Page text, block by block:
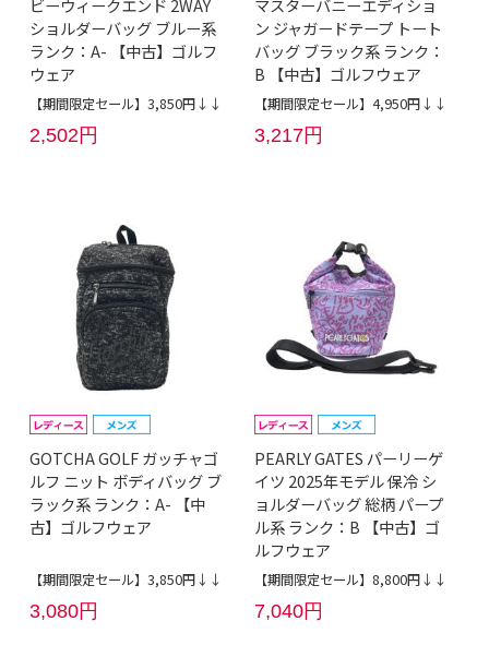
ビーウィークエンド 2WAY
ショルダーバッグ ブルー系
ランク：A- 【中古】ゴルフ
ウェア
【期間限定セール】3,850円↓↓
2,502円
マスターバニーエディショ
ン ジャガードテープ トート
バッグ ブラック系 ランク：
B 【中古】ゴルフウェア
【期間限定セール】4,950円↓↓
3,217円
GOTCHA GOLF ガッチャゴ
ルフ ニット ボディバッグ ブ
ラック系 ランク：A- 【中
古】ゴルフウェア
【期間限定セール】3,850円↓↓
3,080円
PEARLY GATES パーリーゲ
イツ 2025年モデル 保冷 シ
ョルダーバッグ 総柄 パープ
ル系 ランク：B 【中古】ゴ
ルフウェア
【期間限定セール】8,800円↓↓
7,040円